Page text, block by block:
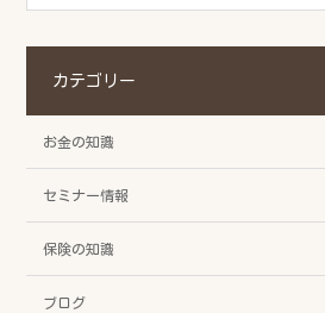
カテゴリー
お金の知識
セミナー情報
保険の知識
ブログ